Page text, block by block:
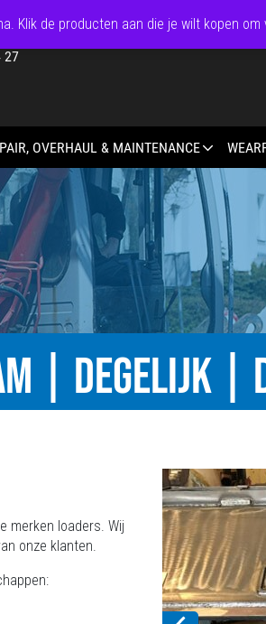
27
OVERHAUL & MAINTENANCE
| DEGELIJK |
merken loaders. Wij
onze klanten.
Klik de producten aan die je wilt kopen